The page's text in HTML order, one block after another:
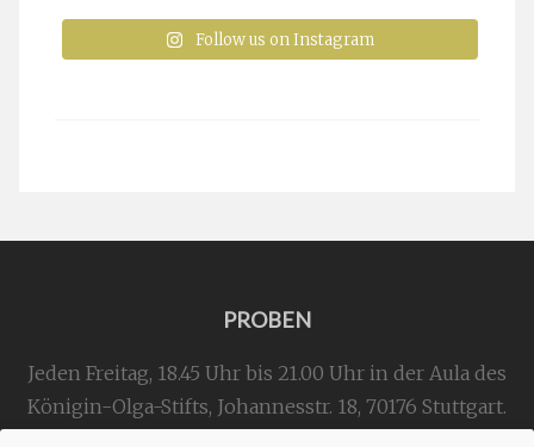
Follow us on Instagram
PROBEN
Jeden Freitag, 18.45 Uhr bis 21.00 Uhr in der Aula des
Königin-Olga-Stifts, Johannesstr. 18, 70176 Stuttgart.